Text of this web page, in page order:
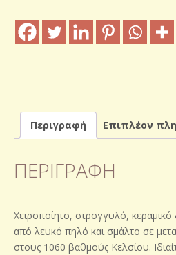
Περιγραφή Επιπλέον
ΠΕΡΙΓΡΑΦΉ
Χειροποίητο, στρογγυλό, κεραμικό
από λευκό πηλό και σμάλτο σε
στους 1060 βαθμούς Κελσίου.